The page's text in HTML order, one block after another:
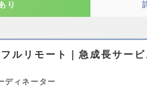
り
ルリモート｜急成長サー
ディネーター